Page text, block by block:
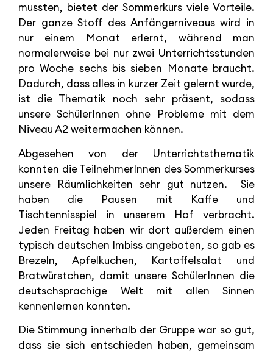
mussten, bietet der Sommerkurs viele Vorteile.
Der ganze Stoff des Anfängerniveaus wird in
nur einem Monat erlernt, während man
normalerweise bei nur zwei Unterrichtsstunden
pro Woche sechs bis sieben Monate braucht.
Dadurch, dass alles in kurzer Zeit gelernt wurde,
ist die Thematik noch sehr präsent, sodass
unsere SchülerInnen ohne Probleme mit dem
Niveau A2 weitermachen können.
Abgesehen von der Unterrichtsthematik
konnten die TeilnehmerInnen des Sommerkurses
unsere Räumlichkeiten sehr gut nutzen. Sie
haben die Pausen mit Kaffe und
Tischtennisspiel in unserem Hof verbracht.
Jeden Freitag haben wir dort außerdem einen
typisch deutschen Imbiss angeboten, so gab es
Brezeln, Apfelkuchen, Kartoffelsalat und
Bratwürstchen, damit unsere SchülerInnen die
deutschsprachige Welt mit allen Sinnen
kennenlernen konnten.
Die Stimmung innerhalb der Gruppe war so gut,
dass sie sich entschieden haben, gemeinsam